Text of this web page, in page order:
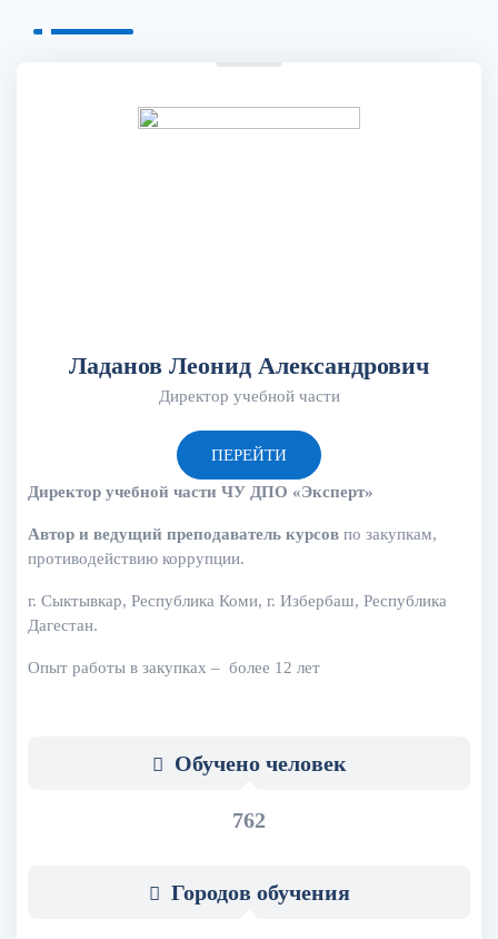
Ладанов Леонид Александрович
Директор учебной части
ПЕРЕЙТИ
Директор учебной части ЧУ ДПО «Эксперт»
Автор и ведущий преподаватель курсов по закупкам,
противодействию коррупции.
г. Сыктывкар, Республика Коми, г. Избербаш, Республика
Дагестан.
Опыт работы в закупках – более 12 лет
Обучено человек
762
Городов обучения